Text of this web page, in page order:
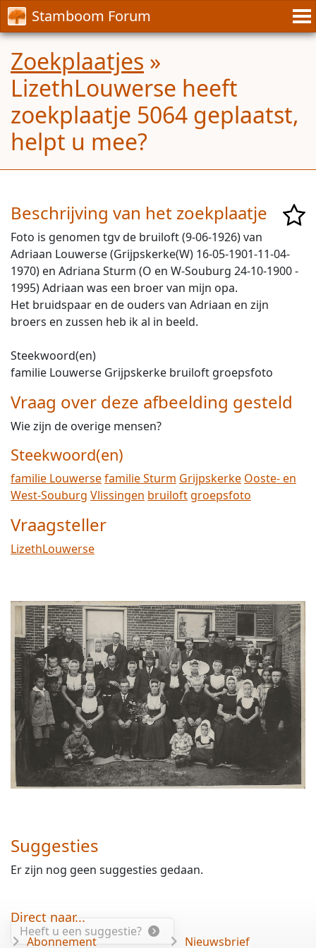
Stamboom Forum
Zoekplaatjes »
LizethLouwerse heeft
zoekplaatje 5064 geplaatst,
helpt u mee?
Beschrijving van het zoekplaatje
Foto is genomen tgv de bruiloft (9-06-1926) van
Adriaan Louwerse (Grijpskerke(W) 16-05-1901-11-04-
1970) en Adriana Sturm (O en W-Souburg 24-10-1900 -
1995) Adriaan was een broer van mijn opa.
Het bruidspaar en de ouders van Adriaan en zijn
broers en zussen heb ik al in beeld.
Steekwoord(en)
familie Louwerse Grijpskerke bruiloft groepsfoto
Vraag over deze afbeelding gesteld
Wie zijn de overige mensen?
Steekwoord(en)
familie Louwersefamilie Sturm Grijpskerke Ooste- en
West-Souburg Vlissingen bruiloftgroepsfoto
Vraagsteller
LizethLouwerse
Suggesties
Er zijn nog geen suggesties gedaan.
Heeft u een suggestie?
Direct naar...
Abonnement Nieuwsbrief